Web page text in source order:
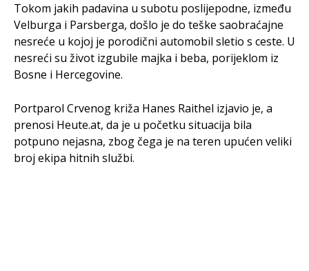
Tokom jakih padavina u subotu poslijepodne, između
Velburga i Parsberga, došlo je do teške saobraćajne
nesreće u kojoj je porodični automobil sletio s ceste. U
nesreći su život izgubile majka i beba, porijeklom iz
Bosne i Hercegovine.
Portparol Crvenog križa Hanes Raithel izjavio je, a
prenosi Heute.at, da je u početku situacija bila
potpuno nejasna, zbog čega je na teren upućen veliki
broj ekipa hitnih službi.